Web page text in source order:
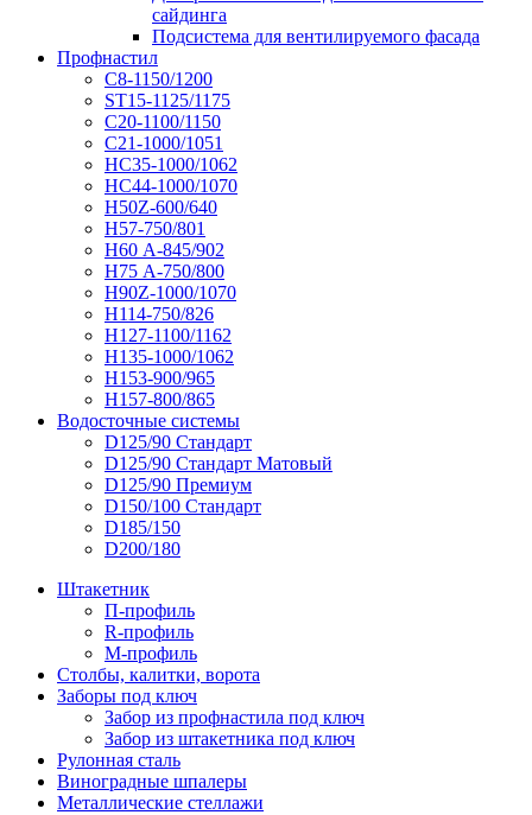
сайдинга
Подсистема для вентилируемого фасада
Профнастил
С8-1150/1200
ST15-1125/1175
С20-1100/1150
С21-1000/1051
НС35-1000/1062
НС44-1000/1070
Н50Z-600/640
Н57-750/801
Н60 А-845/902
Н75 А-750/800
Н90Z-1000/1070
Н114-750/826
Н127-1100/1162
Н135-1000/1062
Н153-900/965
Н157-800/865
Водосточные системы
D125/90 Стандарт
D125/90 Стандарт Матовый
D125/90 Премиум
D150/100 Стандарт
D185/150
D200/180
Штакетник
П-профиль
R-профиль
М-профиль
Столбы, калитки, ворота
Заборы под ключ
Забор из профнастила под ключ
Забор из штакетника под ключ
Рулонная сталь
Виноградные шпалеры
Металлические стеллажи